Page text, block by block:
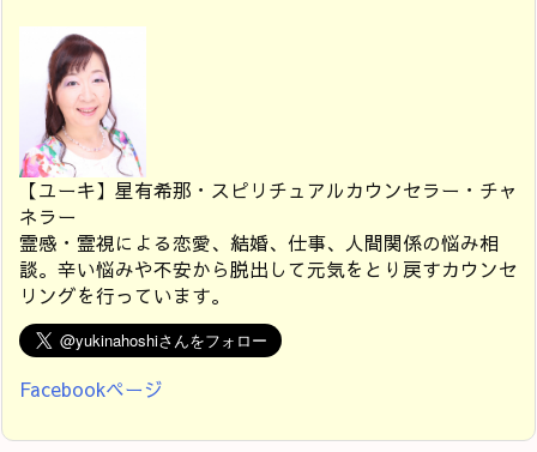
【ユーキ】星有希那・スピリチュアルカウンセラー・チャ
ネラー
霊感・霊視による恋愛、結婚、仕事、人間関係の悩み相
談。辛い悩みや不安から脱出して元気をとり戻すカウンセ
リングを行っています。
Facebookページ